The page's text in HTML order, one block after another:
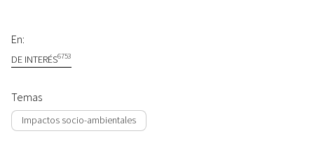
En:
DE INTERÉS6753
Temas
Impactos socio-ambientales